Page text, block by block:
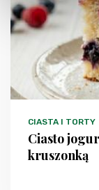
CIASTA I TORTY
Ciasto
kruszonką